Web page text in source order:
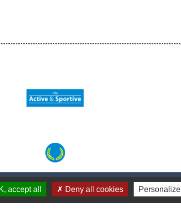
accept all Deny all cookies Personalize